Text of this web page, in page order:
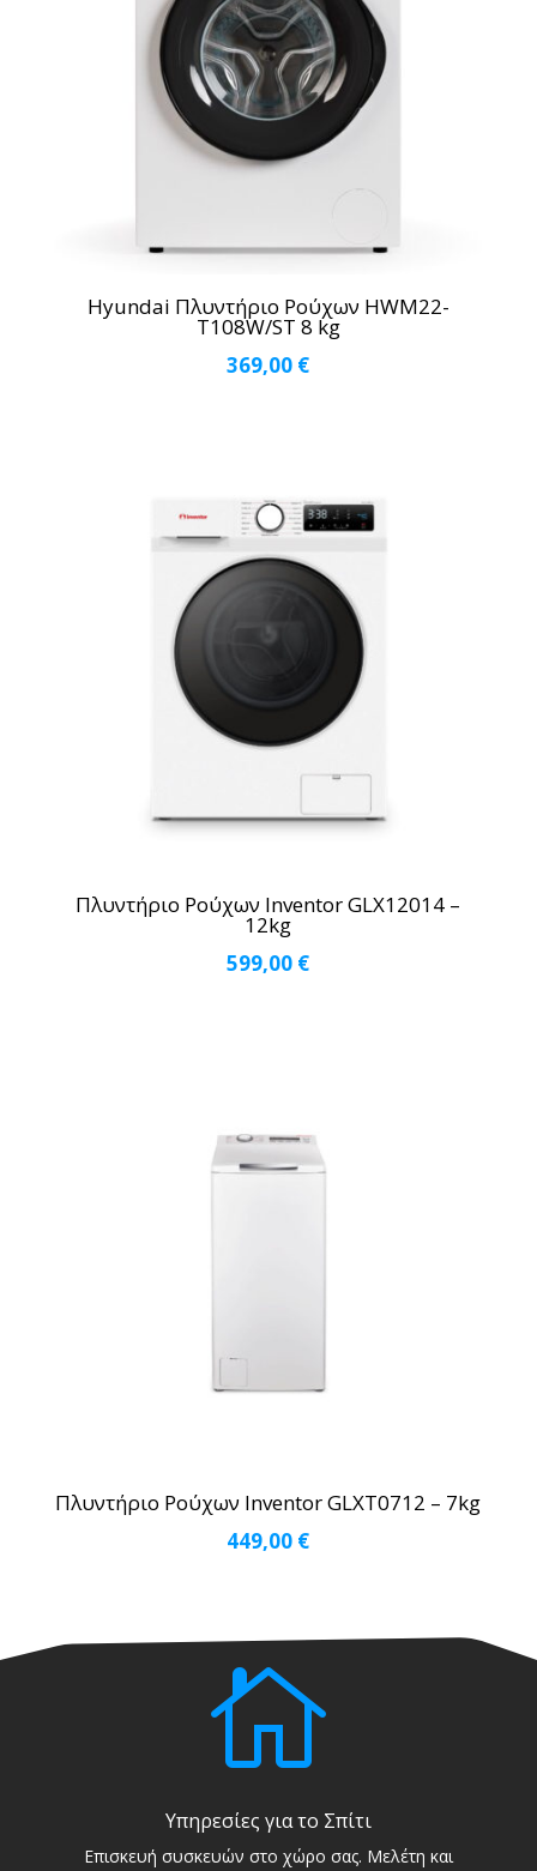
Hyundai Πλυντήριο Ρούχων HWM22-
T108W/ST 8 kg
369,00 €
Πλυντήριο Ρούχων Inventor GLX12014 –
12kg
599,00 €
Πλυντήριο Ρούχων Inventor GLXT0712 – 7kg
449,00 €

Υπηρεσίες για το Σπίτι
Επισκευή συσκευών στο χώρο σας. Μελέτη και